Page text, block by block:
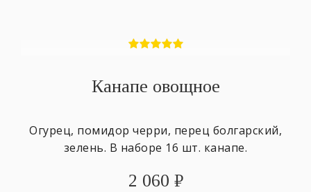
Канапе овощное
Огурец, помидор черри, перец болгарский,
зелень. В наборе 16 шт. канапе.
2 060 ₽